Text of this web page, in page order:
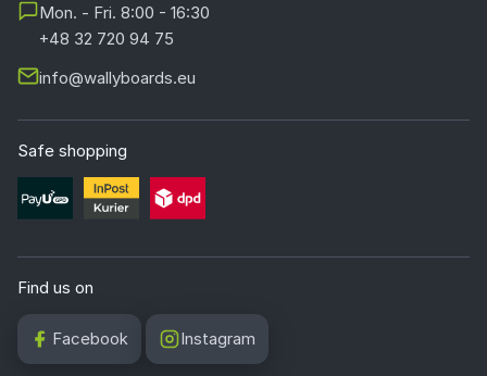
Mon. - Fri. 8:00 - 16:30
+48 32 720 94 75
info@wallyboards.eu
Safe shopping
Find us on
Facebook Instagram